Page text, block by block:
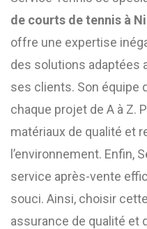
de courts de tennis à
offre une expertise
des solutions adaptées
ses clients. Son équipe
chaque projet de A à Z.
matériaux de qualité et
l’environnement. Enfin,
service après-vente
souci. Ainsi, choisir
assurance de qualité et